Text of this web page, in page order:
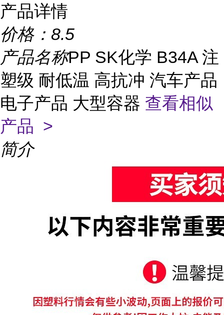
产品详情
价格： 8.5
产品名称PP SK化学 B34A 注
塑级 耐低温 高抗冲 汽车产品
电子产品 大型容器 查看相似
产品 >
简介